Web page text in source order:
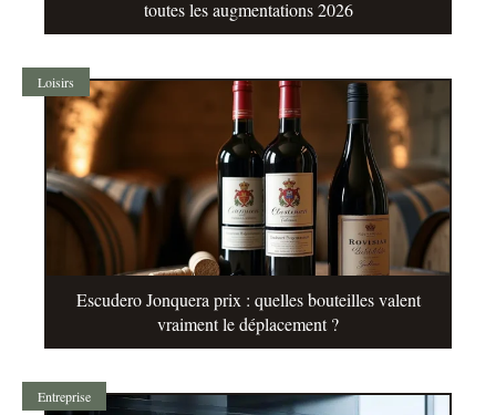
toutes les augmentations 2026
Loisirs
Escudero Jonquera prix : quelles bouteilles valent
vraiment le déplacement ?
Entreprise